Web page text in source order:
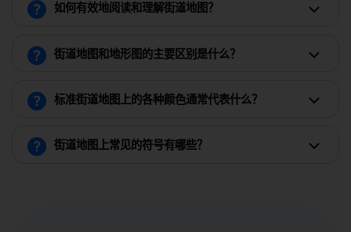
如何有效地阅读和理解街道地图？
街道地图和地形图的主要区别是什么？
标准街道地图上的各种颜色通常代表什么？
街道地图上常见的符号有哪些？